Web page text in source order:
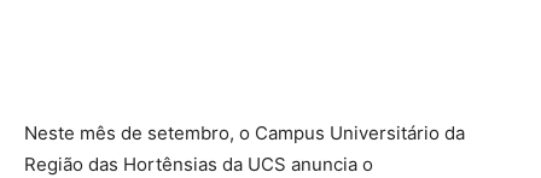
Neste mês de setembro, o Campus Universitário da
Região das Hortênsias da UCS anuncia o